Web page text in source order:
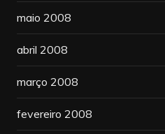
maio 2008
abril 2008
março 2008
fevereiro 2008